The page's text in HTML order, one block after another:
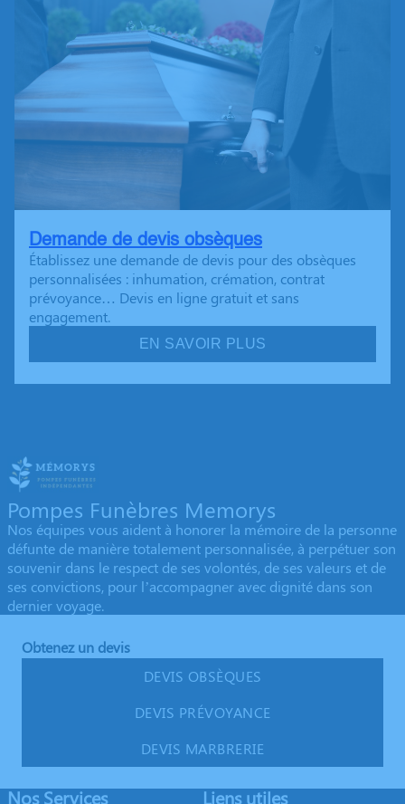
Demande de devis obsèques
Établissez une demande de devis pour des obsèques
personnalisées : inhumation, crémation, contrat
prévoyance… Devis en ligne gratuit et sans
engagement.
EN SAVOIR PLUS
Pompes Funèbres Memorys
Nos équipes vous aident à honorer la mémoire de la personne
défunte de manière totalement personnalisée, à perpétuer son
souvenir dans le respect de ses volontés, de ses valeurs et de
ses convictions, pour l’accompagner avec dignité dans son
dernier voyage.
Obtenez un devis
DEVIS OBSÈQUES
DEVIS PRÉVOYANCE
DEVIS MARBRERIE
Nos Services Liens utiles